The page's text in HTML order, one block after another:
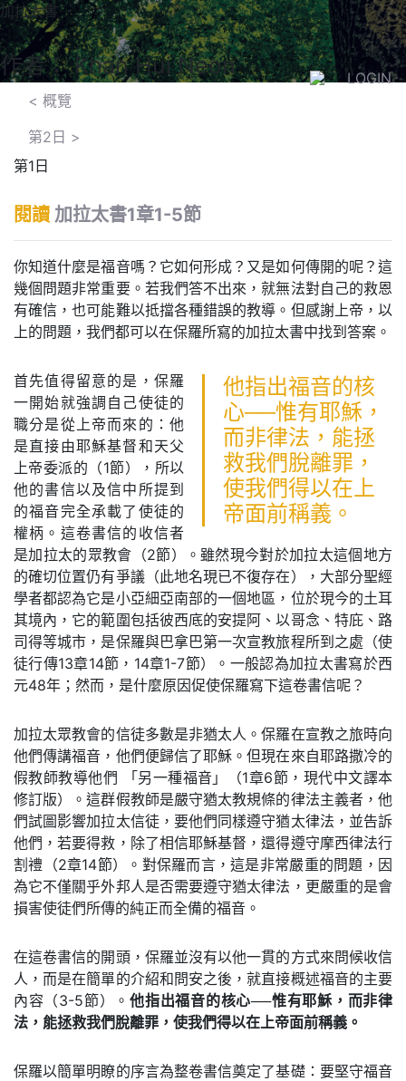
LOGIN
加拉太書
作者： Khan Hui Neon
< 概覽
第2日 >
第1日
閱讀 加拉太書1章1-5節
你知道什麼是福音嗎？它如何形成？又是如何傳開的呢？這
幾個問題非常重要。若我們答不出來，就無法對自己的救恩
有確信，也可能難以抵擋各種錯誤的教導。但感謝上帝，以
上的問題，我們都可以在保羅所寫的加拉太書中找到答案。
他指出福音的核
心──惟有耶穌，
而非律法，能拯
救我們脫離罪，
使我們得以在上
帝面前稱義。
首先值得留意的是，保羅
一開始就強調自己使徒的
職分是從上帝而來的：他
是直接由耶穌基督和天父
上帝委派的（1節），所以
他的書信以及信中所提到
的福音完全承載了使徒的
權柄。這卷書信的收信者
是加拉太的眾教會（2節）。雖然現今對於加拉太這個地方
的確切位置仍有爭議（此地名現已不復存在），大部分聖經
學者都認為它是小亞細亞南部的一個地區，位於現今的土耳
其境內，它的範圍包括彼西底的安提阿、以哥念、特庇、路
司得等城市，是保羅與巴拿巴第一次宣教旅程所到之處（使
徒行傳13章14節，14章1-7節）。一般認為加拉太書寫於西
元48年；然而，是什麼原因促使保羅寫下這卷書信呢？
加拉太眾教會的信徒多數是非猶太人。保羅在宣教之旅時向
他們傳講福音，他們便歸信了耶穌。但現在來自耶路撒冷的
假教師教導他們 「另一種福音」（1章6節，現代中文譯本
修訂版）。這群假教師是嚴守猶太教規條的律法主義者，他
們試圖影響加拉太信徒，要他們同樣遵守猶太律法，並告訴
他們，若要得救，除了相信耶穌基督，還得遵守摩西律法行
割禮（2章14節）。對保羅而言，這是非常嚴重的問題，因
為它不僅關乎外邦人是否需要遵守猶太律法，更嚴重的是會
損害使徒們所傳的純正而全備的福音。
在這卷書信的開頭，保羅並沒有以他一貫的方式來問候收信
人，而是在簡單的介紹和問安之後，就直接概述福音的主要
內容（3-5節）。他指出福音的核心──惟有耶穌，而非律
法，能拯救我們脫離罪，使我們得以在上帝面前稱義。
保羅以簡單明瞭的序言為整卷書信奠定了基礎：要堅守福音